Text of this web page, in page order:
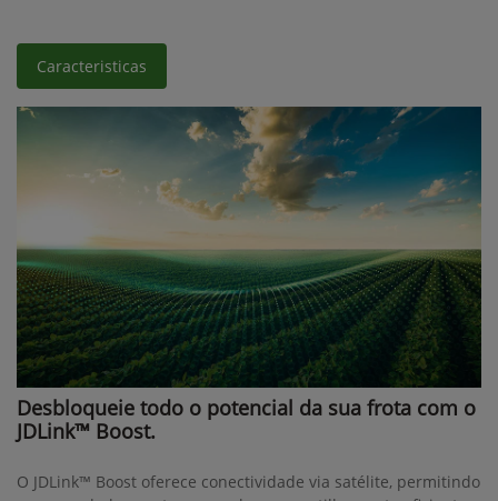
Caracteristicas
Desbloqueie todo o potencial da sua frota com o
JDLink™ Boost.
O JDLink™ Boost oferece conectividade via satélite, permitindo